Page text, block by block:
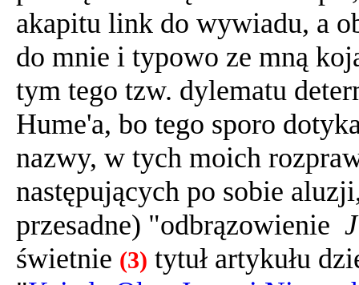
akapitu link do wywiadu, a
do mnie i typowo ze mną
tym tego tzw. dylematu
Hume'a, bo tego sporo
nazwy, w tych moich
następujących po sobie
przesadne) "odbrązowienie
świetnie (3) tytuł artykułu